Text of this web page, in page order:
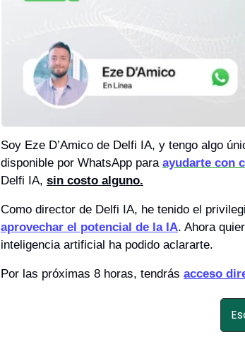
Soy Eze D’Amico de Delfi IA, y tengo algo
disponible por WhatsApp para ayudarte con
Delfi IA, sin costo alguno.
Como director de Delfi IA, he tenido el
aprovechar el potencial de la IA. Ahora
inteligencia artificial ha podido aclararte.
Por las próximas 8 horas, tendrás acceso